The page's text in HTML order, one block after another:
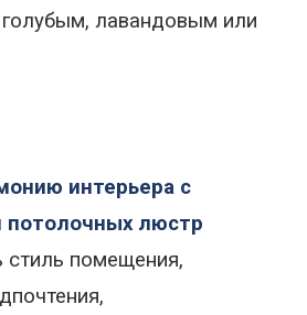
лавандовым или
интерьера с
потолочных люстр
стиль помещения,